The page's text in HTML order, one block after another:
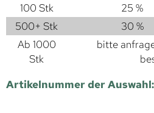
100 Stk
25 %
500+ Stk
30 %
Ab 1000
Stk
bitte
Artikelnummer der Auswahl: